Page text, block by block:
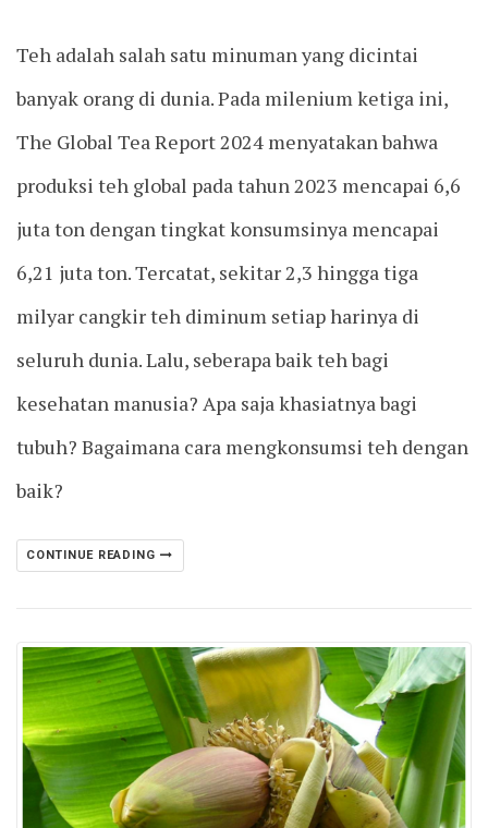
Teh adalah salah satu minuman yang dicintai
banyak orang di dunia. Pada milenium ketiga ini,
The Global Tea Report 2024 menyatakan bahwa
produksi teh global pada tahun 2023 mencapai 6,6
juta ton dengan tingkat konsumsinya mencapai
6,21 juta ton. Tercatat, sekitar 2,3 hingga tiga
milyar cangkir teh diminum setiap harinya di
seluruh dunia. Lalu, seberapa baik teh bagi
kesehatan manusia? Apa saja khasiatnya bagi
tubuh? Bagaimana cara mengkonsumsi teh dengan
baik?
CONTINUE READING